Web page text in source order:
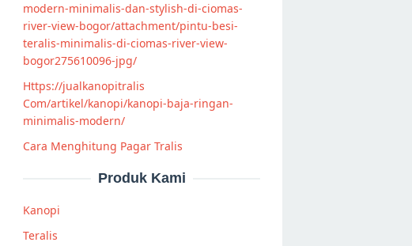
modern-minimalis-dan-stylish-di-ciomas-
river-view-bogor/attachment/pintu-besi-
teralis-minimalis-di-ciomas-river-view-
bogor275610096-jpg/
Https://jualkanopitralis
Com/artikel/kanopi/kanopi-baja-ringan-
minimalis-modern/
Cara Menghitung Pagar Tralis
Produk Kami
Kanopi
Teralis